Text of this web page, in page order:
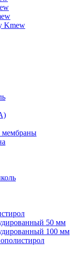
Kmew
мембраны
50 мм
100 мм